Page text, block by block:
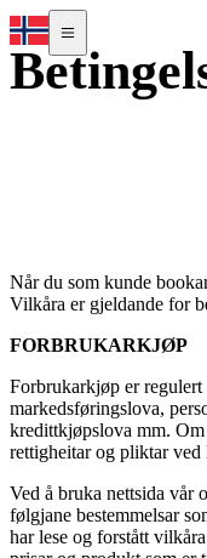
Når du som kunde
Vilkåra er gjeldande for
FORBRUKARKJØP
Forbrukarkjøp er
markedsføringslova,
kredittkjøpslova mm.
rettigheitar og pliktar
Ved å bruka nettsida vår
følgjane bestemmelsar
har lese og forstått